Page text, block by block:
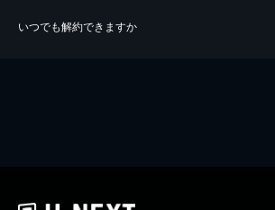
いつでも解約できますか